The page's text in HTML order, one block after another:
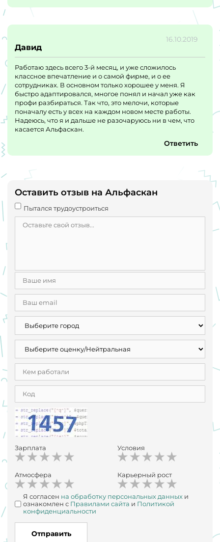
16.10.2019
Давид
Работаю здесь всего 3-й месяц, и уже сложилось
классное впечатление и о самой фирме, и о ее
сотрудниках. В основном только хорошее у меня. Я
быстро адаптировался, многое понял и начал уже как
профи разбираться. Так что, это мелочи, которые
поначалу есть у всех на каждом новом месте работы.
Надеюсь, что я и дальше не разочаруюсь ни в чем, что
касается Альфаскан.
Ответить
Оставить отзыв на Альфаскан
Пытался трудоустроиться
Зарплата Условия
Атмосфера Карьерный рост
Я согласен на обработку персональных данных и
ознакомлен с Правилами сайта и Политикой
конфиденциальности
Отправить